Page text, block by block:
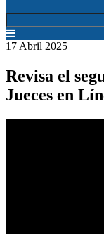
17 Abril 2025
Revisa el
Jueces en